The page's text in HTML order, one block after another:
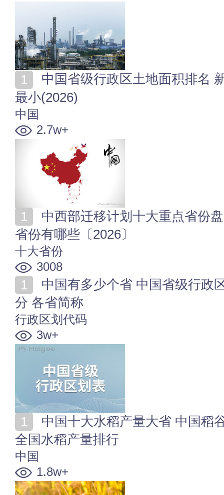
最小(2026)
中国
2.7w+
省份有哪些〔2026〕
十大省份
3008
分 各省简称
行政区划代码
3w+
全国水稻产量排行
中国
1.8w+